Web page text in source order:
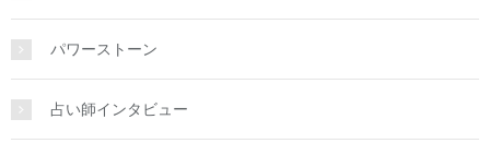
パワーストーン
占い師インタビュー